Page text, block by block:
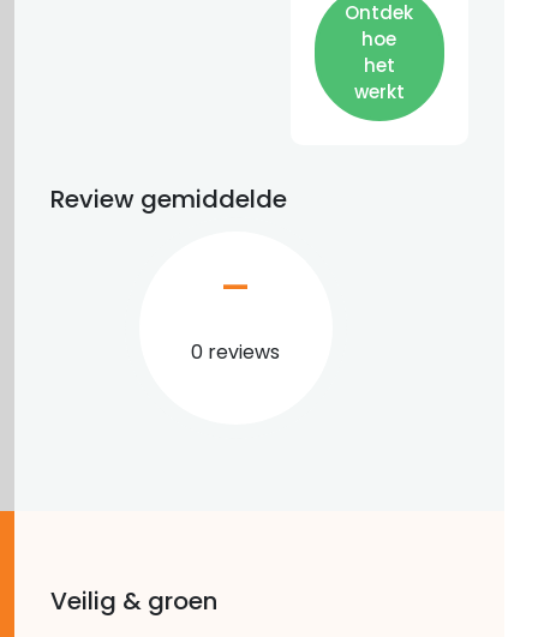
Ontdek
hoe
het
werkt
Review gemiddelde
0 reviews
–
Veilig & groen